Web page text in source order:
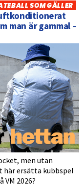
SOM GÄLLER
man är gammal –
men utan
här ersätta kubbspel
2026?